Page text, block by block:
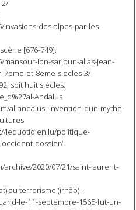
des-alpes-par-les-
[676-749]:
mansour-ibn-sarjoun-alias-jean-
7eme-et-8eme-siecles-3/
soit huit siècles:
Andalus
al-andalus-linvention-dun-mythe-
lequotidien.lu/politique-
dossier/
2020/07/21/saint-laurent-
au terrorisme (irhâb) :
le-11-septembre-1565-fut-un-